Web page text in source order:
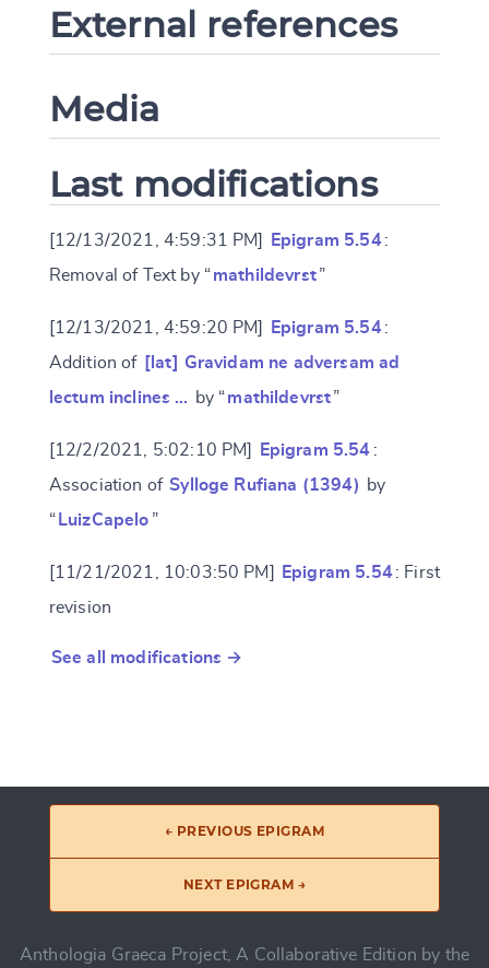
External references
Media
Last modifications
[12/13/2021, 4:59:31 PM] Epigram 5.54 :
Removal of Text by “mathildevrst”
[12/13/2021, 4:59:20 PM] Epigram 5.54 :
Addition of [lat] Gravidam ne adversam ad
lectum inclines …
by “mathildevrst”
[12/2/2021, 5:02:10 PM] Epigram 5.54 :
Association of Sylloge Rufiana (1394)
by
“ LuizCapelo ”
[11/21/2021, 10:03:50 PM] Epigram 5.54: First
revision
See all modifications →
← PREVIOUS EPIGRAM
NEXT EPIGRAM →
Anthologia Graeca Project, A Collaborative Edition by the